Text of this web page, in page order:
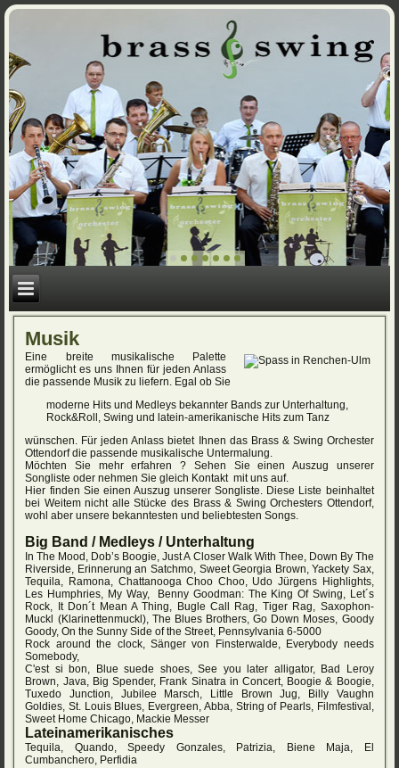
Musik
Eine breite musikalische Palette
ermöglicht es uns Ihnen für jeden Anlass
die passende Musik zu liefern. Egal ob Sie
moderne Hits und Medleys bekannter Bands zur Unterhaltung,
Rock&Roll, Swing und latein-amerikanische Hits zum Tanz
wünschen. Für jeden Anlass bietet Ihnen das Brass & Swing Orchester
Ottendorf die passende musikalische Untermalung.
Möchten Sie mehr erfahren ? Sehen Sie einen Auszug unserer
Songliste oder nehmen Sie gleich Kontakt mit uns auf.
Hier finden Sie einen Auszug unserer Songliste. Diese Liste beinhaltet
bei Weitem nicht alle Stücke des Brass & Swing Orchesters Ottendorf,
wohl aber unsere bekanntesten und beliebtesten Songs.
Big Band / Medleys / Unterhaltung
In The Mood, Dob’s Boogie, Just A Closer Walk With Thee, Down By The
Riverside, Erinnerung an Satchmo, Sweet Georgia Brown, Yackety Sax,
Tequila, Ramona, Chattanooga Choo Choo, Udo Jürgens Highlights,
Les Humphries, My Way, Benny Goodman: The King Of Swing, Let´s
Rock, It Don´t Mean A Thing, Bugle Call Rag, Tiger Rag, Saxophon-
Muckl (Klarinettenmuckl), The Blues Brothers, Go Down Moses, Goody
Goody, On the Sunny Side of the Street, Pennsylvania 6-5000
Rock around the clock, Sänger von Finsterwalde, Everybody needs
Somebody,
C'est si bon, Blue suede shoes, See you later alligator, Bad Leroy
Brown, Java, Big Spender, Frank Sinatra in Concert, Boogie & Boogie,
Tuxedo Junction, Jubilee Marsch, Little Brown Jug, Billy Vaughn
Goldies, St. Louis Blues, Evergreen, Abba, String of Pearls, Filmfestival,
Sweet Home Chicago, Mackie Messer
Lateinamerikanisches
Tequila, Quando, Speedy Gonzales, Patrizia, Biene Maja, El
Cumbanchero, Perfidia